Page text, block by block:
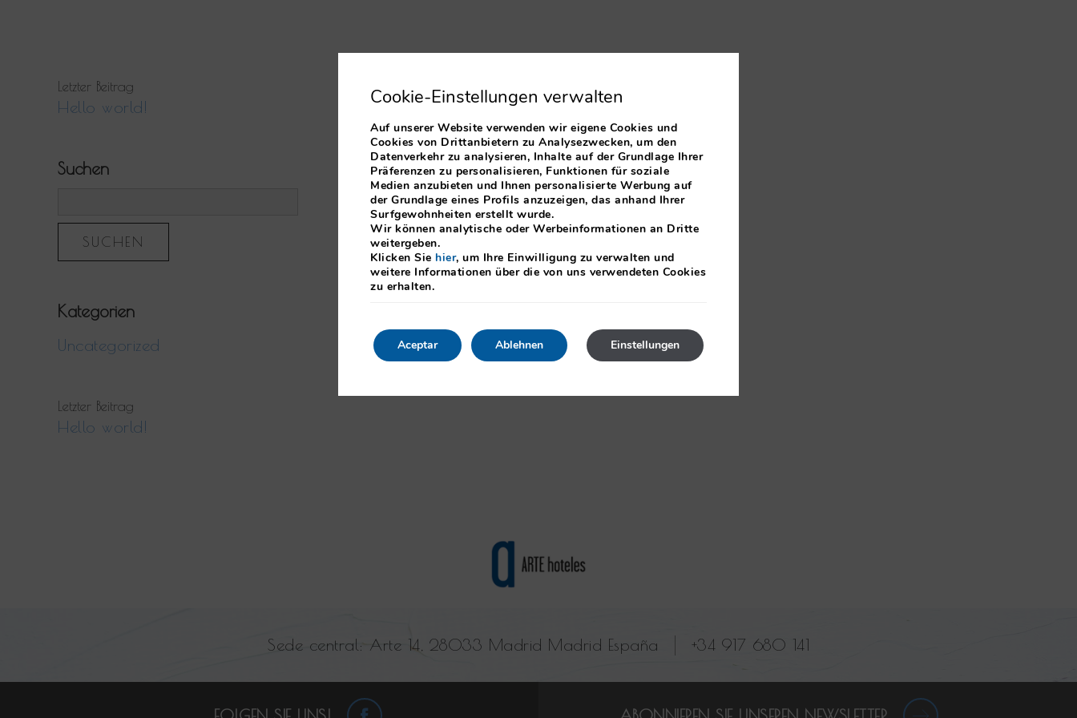
Letzter Beitrag
Hello world!
Suchen
Kategorien
Uncategorized
Letzter Beitrag
Hello world!
Sede central: Arte 14, 28033 Madrid Madrid España +34 917 680 141
Cookie-Einstellungen verwalten
Auf unserer Website verwenden wir eigene Cookies und
Cookies von Drittanbietern zu Analysezwecken, um den
Datenverkehr zu analysieren, Inhalte auf der Grundlage Ihrer
Präferenzen zu personalisieren, Funktionen für soziale
Medien anzubieten und Ihnen personalisierte Werbung auf
der Grundlage eines Profils anzuzeigen, das anhand Ihrer
Surfgewohnheiten erstellt wurde.
Wir können analytische oder Werbeinformationen an Dritte
weitergeben.
Klicken Sie hier, um Ihre Einwilligung zu verwalten und
weitere Informationen über die von uns verwendeten Cookies
zu erhalten.
Aceptar Einstellungen
Ablehnen